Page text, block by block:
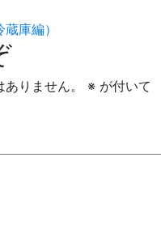
庫編）
りません。 ※ が付いて